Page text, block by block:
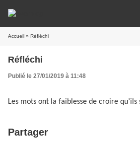
Accueil » Réfléchi
Réfléchi
Publié le 27/01/2019 à 11:48
Les mots ont la faiblesse de croire qu’ils
Partager